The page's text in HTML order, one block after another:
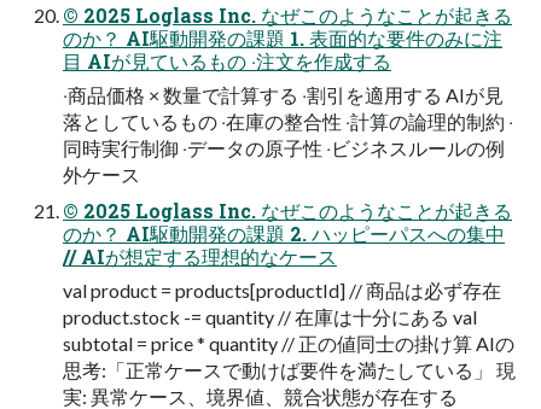
© 2025 Loglass Inc. なぜこのようなことが起きる
のか？ AI駆動開発の課題 1. 表⾯的な要件のみに注
⽬ AIが⾒ているもの ‧注⽂を作成する
‧商品価格 × 数量で計算する ‧割引を適⽤する AIが⾒
落としているもの ‧在庫の整合性 ‧計算の論理的制約 ‧
同時実⾏制御 ‧データの原⼦性 ‧ビジネスルールの例
外ケース
© 2025 Loglass Inc. なぜこのようなことが起きる
のか？ AI駆動開発の課題 2. ハッピーパスへの集中
// AIが想定する理想的なケース
val product = products[productId] // 商品は必ず存在
product.stock -= quantity // 在庫は⼗分にある val
subtotal = price * quantity // 正の値同⼠の掛け算 AIの
思考:「正常ケースで動けば要件を満たしている」 現
実: 異常ケース、境界値、競合状態が存在する